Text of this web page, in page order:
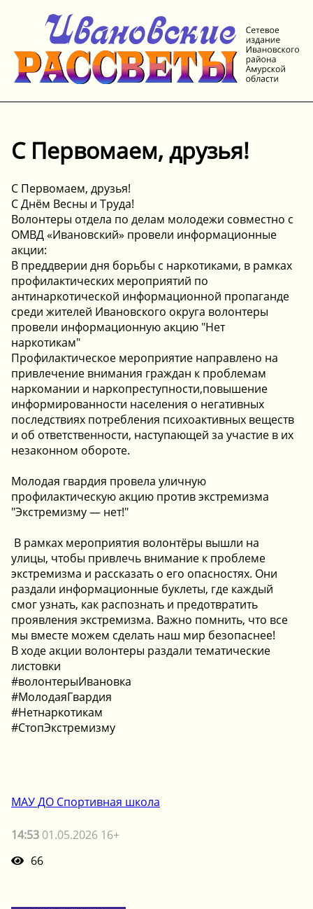
С Первомаем, друзья!
С Первомаем, друзья!
С Днём Весны и Труда!
Волонтеры отдела по делам молодежи совместно с
ОМВД «Ивановский» провели информационные
акции:
В преддверии дня борьбы с наркотиками, в рамках
профилактических мероприятий по
антинаркотической информационной пропаганде
среди жителей Ивановского округа волонтеры
провели информационную акцию "Нет
наркотикам"
Профилактическое мероприятие направлено на
привлечение внимания граждан к проблемам
наркомании и наркопреступности,повышение
информированности населения о негативных
последствиях потребления психоактивных веществ
и об ответственности, наступающей за участие в их
незаконном обороте.
Молодая гвардия провела уличную
профилактическую акцию против экстремизма
"Экстремизму — нет!"
️ В рамках мероприятия волонтёры вышли на
улицы, чтобы привлечь внимание к проблеме
экстремизма и рассказать о его опасностях. Они
раздали информационные буклеты, где каждый
смог узнать, как распознать и предотвратить
проявления экстремизма. Важно помнить, что все
мы вместе можем сделать наш мир безопаснее!
В ходе акции волонтеры раздали тематические
листовки
#волонтерыИвановка
#МолодаяГвардия
#Нетнаркотикам
#СтопЭкстремизму
МАУ ДО Спортивная школа
14:53 01.05.2026 16+
66